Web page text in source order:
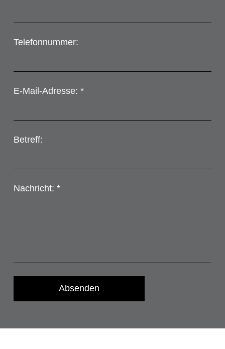
Telefonnummer:
E-Mail-Adresse: *
Betreff:
Nachricht: *
Absenden